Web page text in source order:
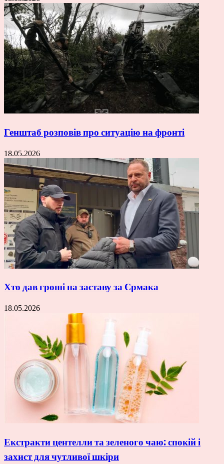
Генштаб розповів про ситуацію на фронті
18.05.2026
Хто дав гроші на заставу за Єрмака
18.05.2026
Екстракти центелли та зеленого чаю: спокій і
захист для чутливої шкіри